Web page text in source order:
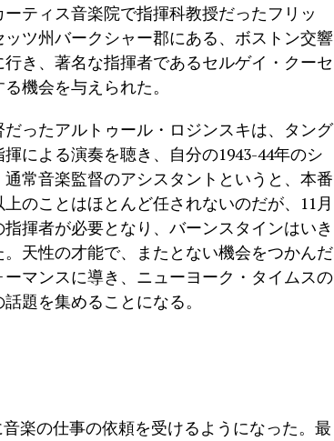
ティス音楽院で指揮科教授だったフリッ
ツ州バークシャー郡にある、ボストン交響
き、著名な指揮者であるセルゲイ・クーセ
機会を与えられた。
ったアルトゥール・ロジンスキは、タング
による演奏を聴き、自分の1943-44年のシ
常音楽監督のアシスタントというと、本番
のことはほとんど任されないのだが、11月
揮者が必要となり、バーンスタインはいき
天性の才能で、またとない機会をつかんだ
マンスに導き、ニューヨーク・タイムスの
題を集めることになる。
楽の仕事の依頼を受けるようになった。最